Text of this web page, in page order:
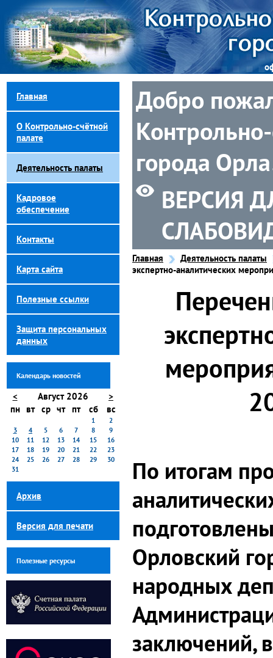
Главная
О Контрольно-счётной
палате
Деятельность палаты
Кадровое
обеспечение
Контакты
Карта сайта
Полезные ссылки
Защита персональных
данных
Календарь новостей
< Август 2026
>
пн вт ср чт пт сб вс
1
2
3
4 5 6 7 8
9
10
11 12 13 14 15
16
17
18 19 20 21 22
23
24
25 26 27 28 29
30
31
Архив
Версия для печати
Полезные ресурсы
Добро
города
ВЕРСИЯ
Главная
Деятельность палаты
экспертно-аналитических
По итогам
Орловский
народных
заключений,